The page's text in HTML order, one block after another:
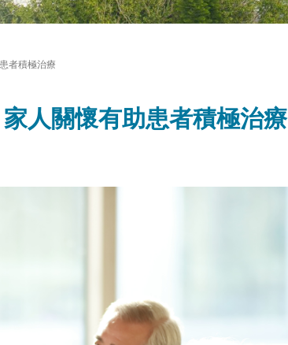
者積極治療
人關懷有助患者積極治療